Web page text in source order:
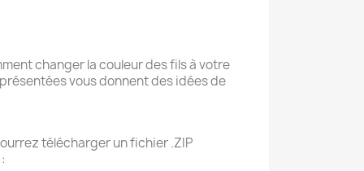
changer la couleur des fils à votre
vous donnent des idées de
télécharger un fichier .ZIP